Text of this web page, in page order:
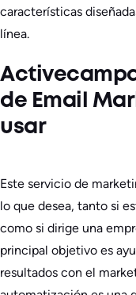
características
línea.
de Email
usar
Este servicio de
lo que desea, tanto si
como si dirige una
principal objetivo es
resultados con el